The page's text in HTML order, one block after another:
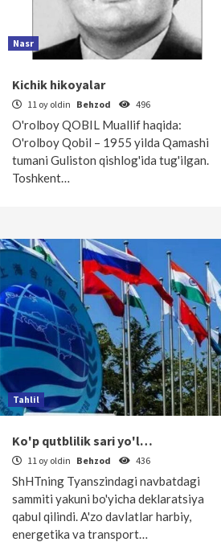
Nasr
Kichik hikoyalar
11 oy oldin Behzod 496
O'rolboy QOBIL Muallif haqida:
O'rolboy Qobil – 1955 yilda Qamashi
tumani Guliston qishlog'ida tug'ilgan.
Toshkent…
Tahlil
Ko'p qutblilik sari yo'l…
11 oy oldin Behzod 436
ShHTning Tyanszindagi navbatdagi
sammiti yakuni bo'yicha deklaratsiya
qabul qilindi. A'zo davlatlar harbiy,
energetika va transport…